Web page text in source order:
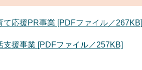
応援PR事業 [PDFファイル／267KB]
援事業 [PDFファイル／257KB]